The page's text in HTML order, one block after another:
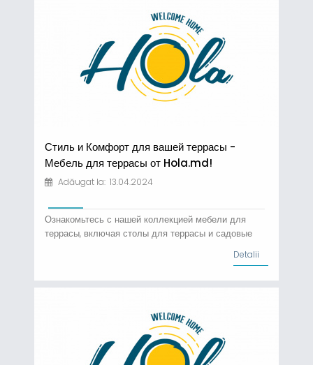
Стиль и Комфорт для вашей террасы -
Мебель для террасы от Hola.md!
Adăugat la: 13.04.2024
Ознакомьтесь с нашей коллекцией мебели для
террасы, включая столы для террасы и садовые
завтраком на открытом воздухе или устраиваете
качественная мебель для террасы. В...
Detalii